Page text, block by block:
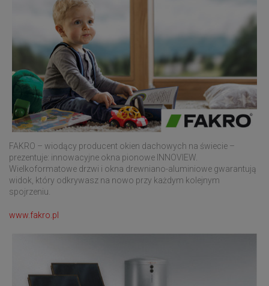
FAKRO – wiodący producent okien dachowych na świecie –
prezentuje: innowacyjne okna pionowe INNOVIEW.
Wielkoformatowe drzwi i okna drewniano-aluminiowe gwarantują
widok, który odkrywasz na nowo przy każdym kolejnym
spojrzeniu.
www.fakro.pl